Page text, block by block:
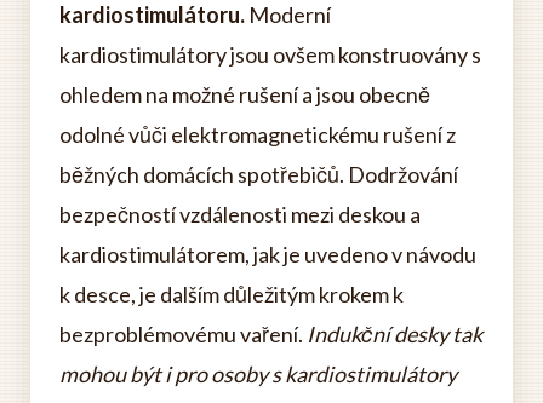
kardiostimulátoru. Moderní
kardiostimulátory jsou ovšem konstruovány s
ohledem na možné rušení a jsou obecně
odolné vůči elektromagnetickému rušení z
běžných domácích spotřebičů. Dodržování
bezpečností vzdálenosti mezi deskou a
kardiostimulátorem, jak je uvedeno v návodu
k desce, je dalším důležitým krokem k
bezproblémovému vaření. Indukční desky tak
mohou být i pro osoby s kardiostimulátory